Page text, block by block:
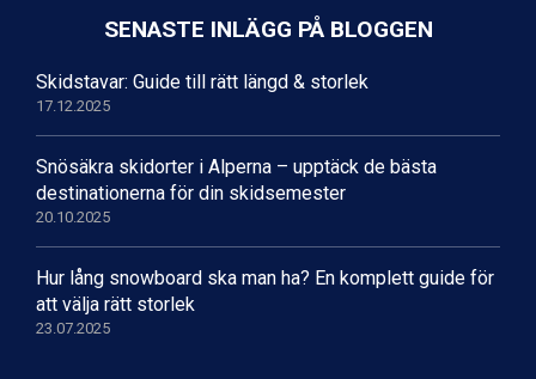
Canazei från 7.195 kr.
Livigno från 5.595 kr.
Sauze dOulx från 6.145 kr.
Alleghe från 8.545 kr.
Arabba från 11.045 kr.
La Thuile från 7.045 kr.
Cervinia från 8.245 kr.
Saalbach från 9.445 kr.
Sölden från 12.995 kr.
Bad Hofgastein från 8.595 kr.
Passo Tonale från 5.895 kr.
SENASTE INLÄGG PÅ BLOGGEN
Skidstavar: Guide till rätt längd & storlek
17.12.2025
Snösäkra skidorter i Alperna – upptäck de bästa
destinationerna för din skidsemester
20.10.2025
Hur lång snowboard ska man ha? En komplett guide för
att välja rätt storlek
23.07.2025